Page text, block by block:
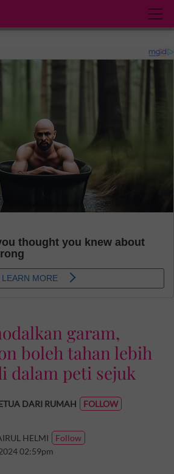
garam,
boleh tahan lebih
dalam peti sejuk
DARI RUMAH
HELMI
02:59pm